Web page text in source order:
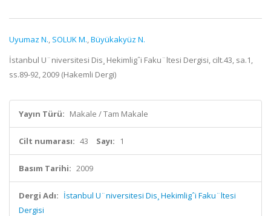
Uyumaz N., SOLUK M.,Büyükakyüz N.
İstanbul U¨niversitesi Dis¸ Hekimligˆi Faku¨ltesi Dergisi, cilt.43, sa.1,
ss.89-92, 2009 (Hakemli Dergi)
Yayın Türü: Makale / Tam Makale
Cilt numarası: 43 Sayı: 1
Basım Tarihi: 2009
Dergi Adı: İstanbul U¨niversitesi Dis¸ Hekimligˆi Faku¨ltesi
Dergisi